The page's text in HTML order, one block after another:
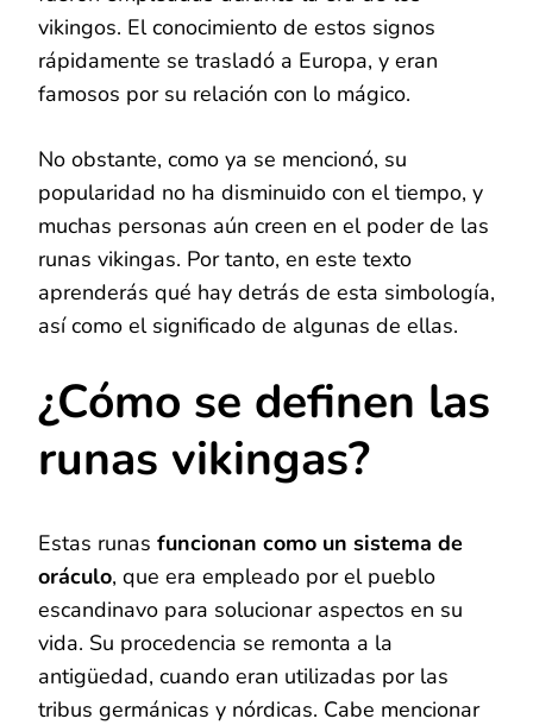
vikingos. El conocimiento de estos signos
rápidamente se trasladó a Europa, y eran
famosos por su relación con lo mágico.
No obstante, como ya se mencionó, su
popularidad no ha disminuido con el tiempo, y
muchas personas aún creen en el poder de las
runas vikingas. Por tanto, en este texto
aprenderás qué hay detrás de esta simbología,
así como el significado de algunas de ellas.
¿Cómo se definen las
runas vikingas?
Estas runas funcionan como un sistema de
oráculo, que era empleado por el pueblo
escandinavo para solucionar aspectos en su
vida. Su procedencia se remonta a la
antigüedad, cuando eran utilizadas por las
tribus germánicas y nórdicas. Cabe mencionar